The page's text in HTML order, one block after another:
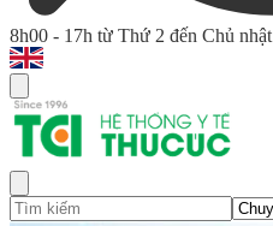
8h00 - 17h từ Thứ 2 đến Chủ nhật